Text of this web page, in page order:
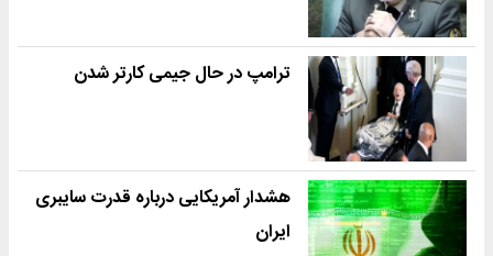
ترامپ در حال جیمی کارتر شدن
هشدار آمریکایی درباره قدرت سایبری
ایران